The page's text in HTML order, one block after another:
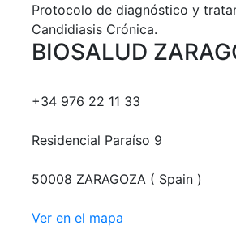
Protocolo de diagnóstico y
Candidiasis Crónica.
BIOSALUD
+34 976 22 11 33
Residencial Paraíso 9
50008 ZARAGOZA ( Spain )
Ver en el mapa